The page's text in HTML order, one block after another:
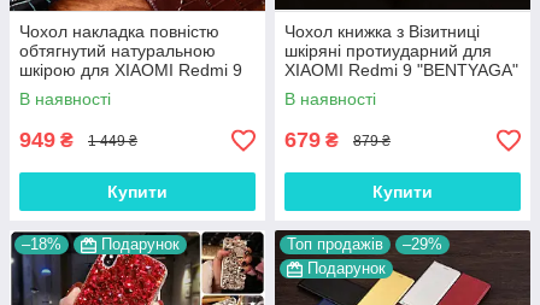
Чохол накладка повністю
обтягнутий натуральною
шкірою для XIAOMI Redmi 9
"SIGNATURE"
В наявності
949 ₴ 1 449 ₴
Купити
Чохол книжка з Візитниці
шкіряні протиударний для
XIAOMI Redmi 9 "BENTYAGA"
В наявності
679 ₴ 879 ₴
Купити
–18% Подарунок Топ продажів
–29%
Подарунок